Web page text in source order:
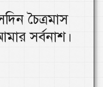
চৈত্রমাস
সর্বনাশ।